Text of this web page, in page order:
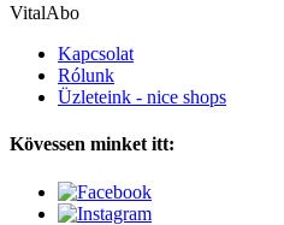
VitalAbo
Kapcsolat
Rólunk
Üzleteink - nice shops
Kövessen minket itt: